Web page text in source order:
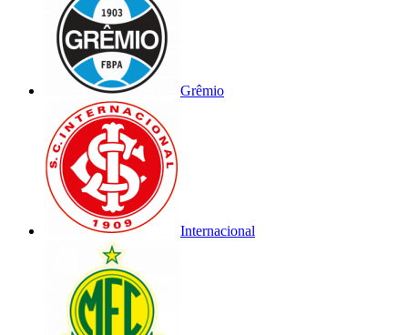
Grêmio
Internacional